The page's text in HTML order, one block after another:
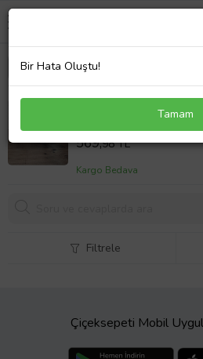
Mali İşler Müdürü
Kulplu, Dekoratif Taş,
Müdürüne Hediye
Sepet Fiyatı
569,98 TL
Kargo Bedava
Filtrele
Çiçeksepeti Mobil
Bir Hata Oluştu!
Tamam